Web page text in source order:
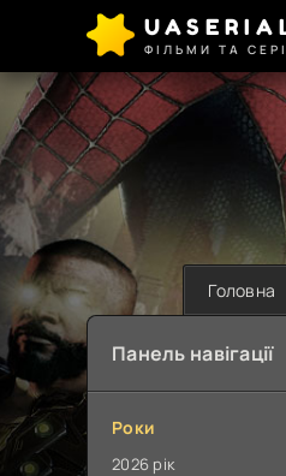
ФІЛЬМИ ТА
Головна
Панель навігації
Роки
2026 рік